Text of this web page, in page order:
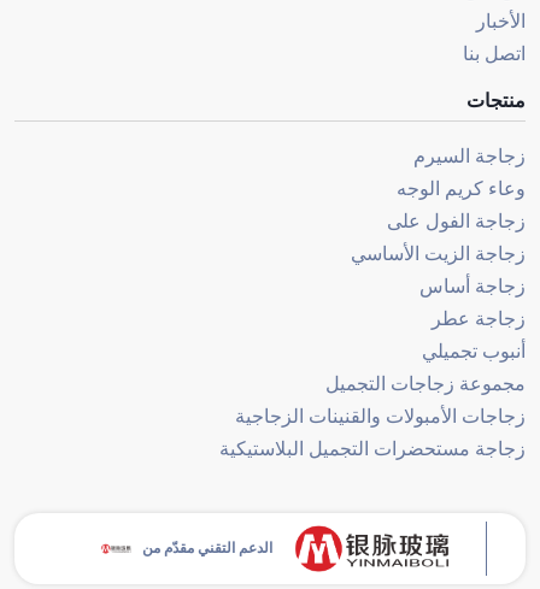
الأخبار
اتصل بنا
منتجات
زجاجة السيرم
وعاء كريم الوجه
زجاجة الفول على
زجاجة الزيت الأساسي
زجاجة أساس
زجاجة عطر
أنبوب تجميلي
مجموعة زجاجات التجميل
زجاجات الأمبولات والقنينات الزجاجية
زجاجة مستحضرات التجميل البلاستيكية
الدعم التقني مقدّم من